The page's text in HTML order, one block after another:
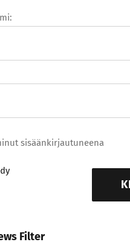
sisäänkirjautuneena
Filter